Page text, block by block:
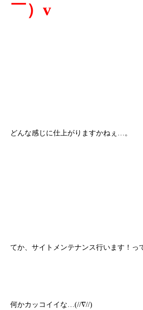
￣）v
どんな感じに仕上がりますかねぇ…。
てか、サイトメンテナンス行います！っ
何かカッコイイな…(//∇//)